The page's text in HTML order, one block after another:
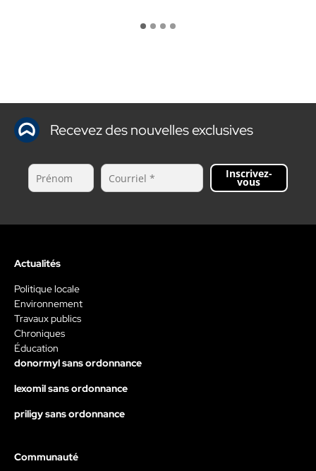
Recevez des nouvelles exclusives
Inscrivez-
vous
Actualités
Politique locale
Environnement
Travaux publics
Chroniques
Éducation
donormyl sans ordonnance
lexomil sans ordonnance
priligy sans ordonnance
Communauté